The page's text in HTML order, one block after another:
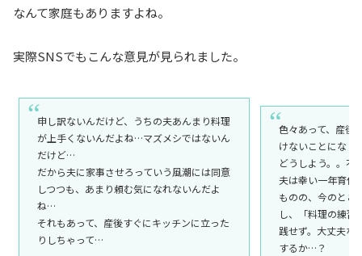
なんて家庭もありますよね。
実際SNSでもこんな意見が見られました。
申し訳ないんだけど、うちの夫あんまり料理
が上手くないんだよね…マズメシではないん
だけど…
だから夫に家事させろっていう風潮には同意
しつつも、あまり頼む気になれないんだよ
ね…
それもあって、産後すぐにキッチンに立った
りしちゃって…
色々あって、産後
けないことになり
どうしよう。。不
夫は幸い一年育休
ものの、今のとこ
し、「料理の練習
践せず。大丈夫な
するか…？